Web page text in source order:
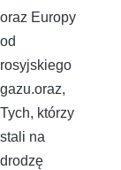
oraz Europy
od
rosyjskiego
gazu.oraz,
Tych, którzy
stali na
drodzę